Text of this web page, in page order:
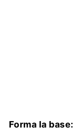
Forma la base: